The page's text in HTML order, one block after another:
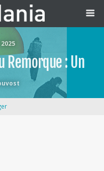
Remorque : Un